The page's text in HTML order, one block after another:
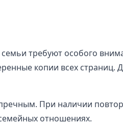
требуют особого
копии всех страниц.
При наличии
отношениях.